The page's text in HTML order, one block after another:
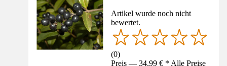
Artikel wurde noch nicht
bewertet.
(0)
Preis — 34,99 € * Alle Preise